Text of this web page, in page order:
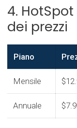
4.
dei prezzi
Piano
Mensile
Annuale